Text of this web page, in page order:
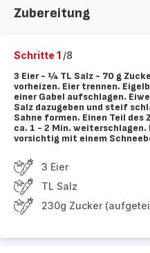
Zubereitung
Schritte 1 /8
3 Eier - ¼ TL Salz - 70 g
vorheizen. Eier trennen.
einer Gabel aufschlagen.
Salz dazugeben und steif
Sahne formen. Einen Teil des
ca. 1 - 2 Min.
vorsichtig mit einem
3 Eier
TL Salz
230g Zucker